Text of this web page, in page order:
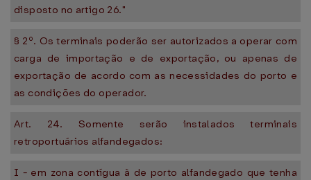
disposto no artigo 26."
§ 2º. Os terminais poderão ser autorizados a operar com
carga de importação e de exportação, ou apenas de
exportação de acordo com as necessidades do porto e
as condições do operador.
Art. 24. Somente serão instalados terminais
retroportuários alfandegados:
I - em zona contígua à de porto alfandegado que tenha